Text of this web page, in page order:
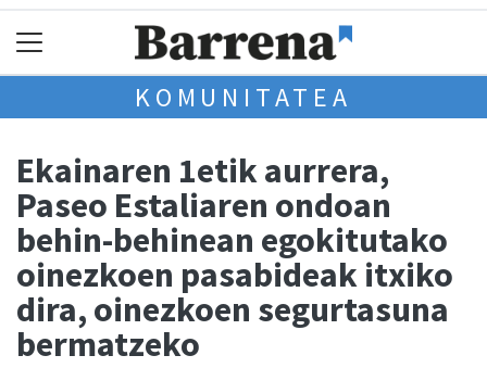
KOMUNITATEA
Ekainaren 1etik aurrera,
Paseo Estaliaren ondoan
behin-behinean egokitutako
oinezkoen pasabideak itxiko
dira, oinezkoen segurtasuna
bermatzeko